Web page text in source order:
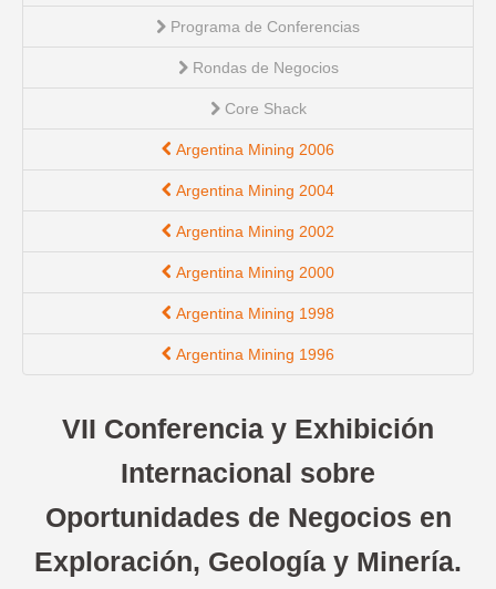
VII Conferencia y Exhibición
Internacional sobre
Oportunidades de Negocios en
Exploración, Geología y Minería.
Programa de Conferencias
Rondas de Negocios
Core Shack
Argentina Mining 2006
Argentina Mining 2004
Argentina Mining 2002
Argentina Mining 2000
Argentina Mining 1998
Argentina Mining 1996